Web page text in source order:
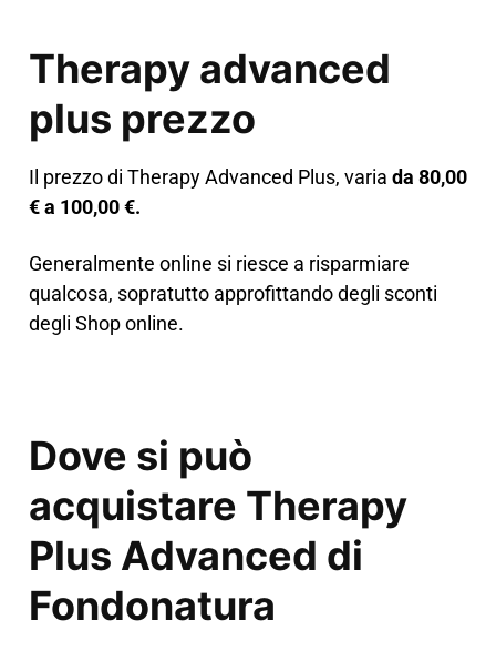
Therapy advanced
plus prezzo
Il prezzo di Therapy Advanced Plus, varia da 80,00
€ a 100,00 €.
Generalmente online si riesce a risparmiare
qualcosa, sopratutto approfittando degli sconti
degli Shop online.
Dove si può
acquistare Therapy
Plus Advanced di
Fondonatura